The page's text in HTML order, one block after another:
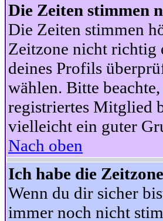
Die Zeiten stimmen
Die Zeiten stimmen
Zeitzone nicht richtig
deines Profils
wählen. Bitte
registriertes Mitglied
vielleicht ein guter
Nach oben
Ich habe die
Wenn du dir sicher
immer noch nicht